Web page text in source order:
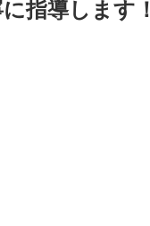
指導します！